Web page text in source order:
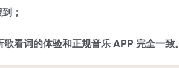
；
看词的体验和正规音乐 APP 完全一致。